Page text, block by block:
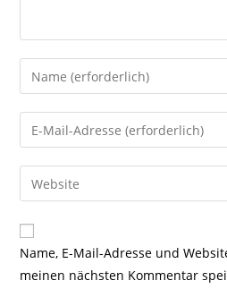
Gib
deinen
Namen
oder
zum
Kommentieren
ein
Gib
deine
E-
Mail-
zum
Kommentieren
ein
Gib
deine
Website-
URL
Name, E-Mail-Adresse und
meinen nächsten Kommentar